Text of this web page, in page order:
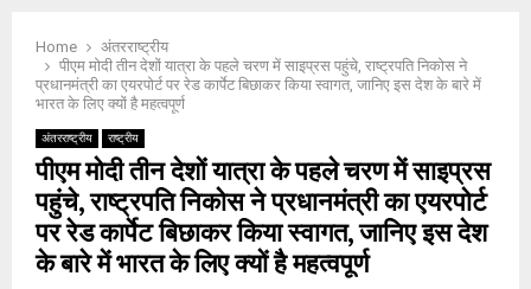
Home
अंतरराष्ट्रीय
पीएम मोदी तीन देशों यात्रा के पहले चरण में साइप्रस पहुंचे, राष्ट्रपति निकोस ने
प्रधानमंत्री का एयरपोर्ट पर रेड कार्पेट बिछाकर किया स्वागत, जानिए इस देश के बारे में
भारत के लिए क्यों है महत्वपूर्ण
अंतरराष्ट्रीय राष्ट्रीय
पीएम मोदी तीन देशों यात्रा के पहले चरण में साइप्रस
पहुंचे, राष्ट्रपति निकोस ने प्रधानमंत्री का एयरपोर्ट
पर रेड कार्पेट बिछाकर किया स्वागत, जानिए इस देश
के बारे में भारत के लिए क्यों है महत्वपूर्ण